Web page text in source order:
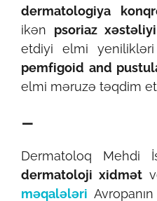
dermatologiya
ikən psoriaz xəstəliyi
etdiyi elmi yenilikləri
pemfigoid and
elmi məruzə təqdim
–
Dermatoloq Mehdi
dermatoloji xidmət
məqalələri